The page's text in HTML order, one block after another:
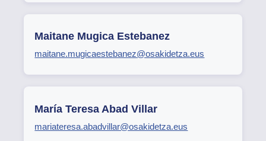
Maitane Mugica Estebanez
maitane.mugicaestebanez@osakidetza.eus
María Teresa Abad Villar
mariateresa.abadvillar@osakidetza.eus